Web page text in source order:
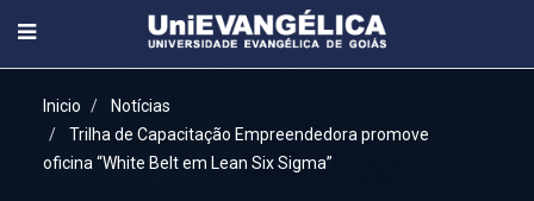
Inicio
Notícias
Trilha de Capacitação Empreendedora promove
oficina “White Belt em Lean Six Sigma”